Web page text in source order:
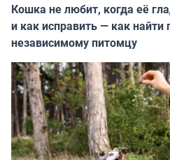
Кошка не любит, когда её
и как исправить — как
независимому питомцу